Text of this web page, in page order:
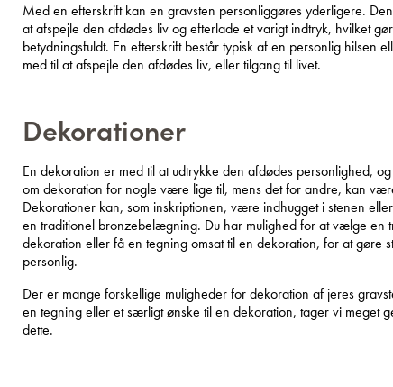
Med en efterskrift kan en gravsten personliggøres yderligere.
at afspejle den afdødes liv og efterlade et varigt indtryk, hvilket
betydningsfuldt. En efterskrift består typisk af en personlig hilsen
med til at afspejle den afdødes liv, eller tilgang til livet.
Dekorationer
En dekoration er med til at udtrykke den afdødes personlighed,
om dekoration for nogle være lige til, mens det for andre, kan
Dekorationer kan, som inskriptionen, være indhugget i stenen
en traditionel bronzebelægning. Du har mulighed for at vælge en
dekoration eller få en tegning omsat til en dekoration, for at gøre
personlig.
Der er mange forskellige muligheder for dekoration af jeres
en tegning eller et særligt ønske til en dekoration, tager vi meget
dette.